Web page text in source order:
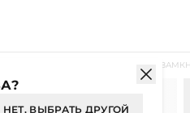
БРАСЛЕТ
НЕТ, ВЫБРАТЬ ДРУГОЙ